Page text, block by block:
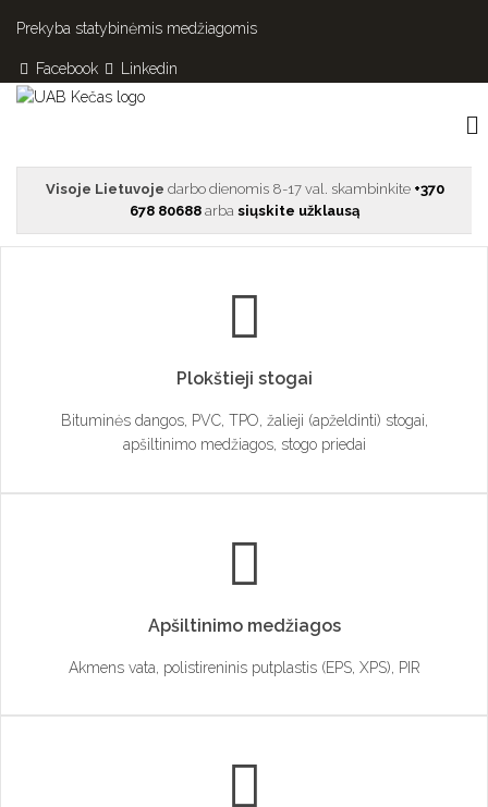
Prekyba statybinėmis medžiagomis
Facebook Linkedin
Visoje Lietuvoje darbo dienomis 8-17 val. skambinkite +370
678 80688 arba siųskite užklausą
Plokštieji stogai
Bituminės dangos, PVC, TPO, žalieji (apželdinti) stogai,
apšiltinimo medžiagos, stogo priedai
Apšiltinimo medžiagos
Akmens vata, polistireninis putplastis (EPS, XPS), PIR